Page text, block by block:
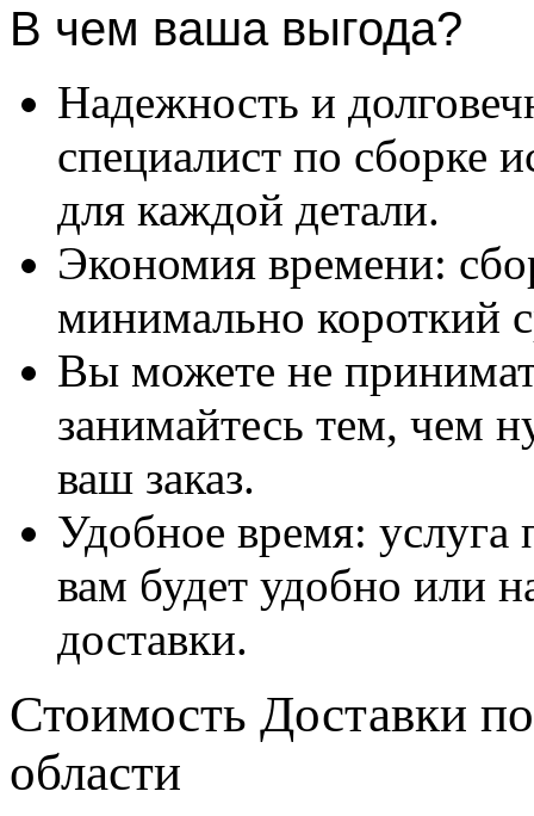
В чем ваша выгода?
Надежность и
специалист по сборке
для каждой детали.
Экономия времени:
минимально короткий
Вы можете не
занимайтесь тем, чем
ваш заказ.
Удобное время: услуга
вам будет удобно или
доставки.
Стоимость Доставки
области